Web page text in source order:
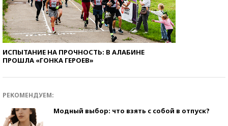
ИСПЫТАНИЕ НА ПРОЧНОСТЬ: В АЛАБИНЕ
ПРОШЛА «ГОНКА ГЕРОЕВ»
РЕКОМЕНДУЕМ:
Модный выбор: что взять с собой в отпуск?